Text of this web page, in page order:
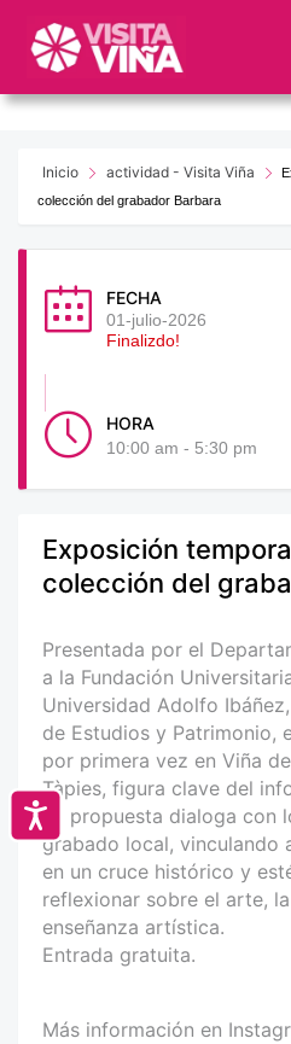
este
web
sistema
Accesibilidad
Inicio actividad - Visita Viña
colección del grabador Barbara
FECHA
01-julio-2026
Finalizdo!
HORA
10:00 am - 5:30 pm
Exposición
colección del
Presentada por el
a la Fundación
Universidad Adolfo
de Estudios y Patrimonio,
por primera vez en Viña
Tàpies, figura clave del
La propuesta dialoga con
grabado local, vinculando
en un cruce histórico y
reflexionar sobre el arte,
enseñanza artística.
Entrada gratuita.
Más información en